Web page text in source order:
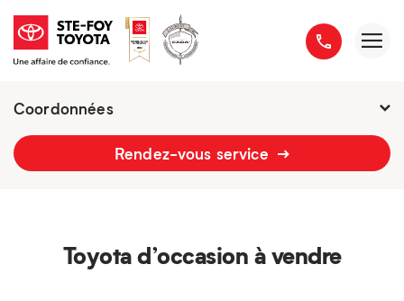
Coordonnées
Fermé : Ouverture-
Rendez-vous service
Toyota d’occasion à vendre